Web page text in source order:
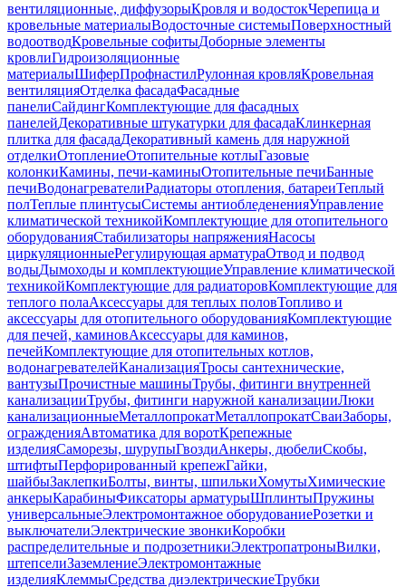
вентиляционные, диффузорыКровля и водостокЧерепица и
кровельные материалыВодосточные системыПоверхностный
водоотводКровельные софитыДоборные элементы
кровлиГидроизоляционные
материалыШиферПрофнастилРулонная кровляКровельная
вентиляцияОтделка фасадаФасадные
панелиСайдингКомплектующие для фасадных
панелейДекоративные штукатурки для фасадаКлинкерная
плитка для фасадаДекоративный камень для наружной
отделкиОтоплениеОтопительные котлыГазовые
колонкиКамины, печи-каминыОтопительные печиБанные
печиВодонагревателиРадиаторы отопления, батареиТеплый
полТеплые плинтусыСистемы антиобледененияУправление
климатической техникойКомплектующие для отопительного
оборудованияСтабилизаторы напряженияНасосы
циркуляционныеРегулирующая арматураОтвод и подвод
водыДымоходы и комплектующиеУправление климатической
техникойКомплектующие для радиаторовКомплектующие для
теплого полаАксессуары для теплых половТопливо и
аксессуары для отопительного оборудованияКомплектующие
для печей, каминовАксессуары для каминов,
печейКомплектующие для отопительных котлов,
водонагревателейКанализацияТросы сантехнические,
вантузыПрочистные машиныТрубы, фитинги внутренней
канализацииТрубы, фитинги наружной канализацииЛюки
канализационныеМеталлопрокатМеталлопрокатСваиЗаборы,
огражденияАвтоматика для воротКрепежные
изделияСаморезы, шурупыГвоздиАнкеры, дюбелиСкобы,
штифтыПерфорированный крепежГайки,
шайбыЗаклепкиБолты, винты, шпилькиХомутыХимические
анкерыКарабиныФиксаторы арматурыШплинтыПружины
универсальныеЭлектромонтажное оборудованиеРозетки и
выключателиЭлектрические звонкиКоробки
распределительные и подрозетникиЭлектропатроныВилки,
штепселиЗаземлениеЭлектромонтажные
изделияКлеммыСредства диэлектрическиеТрубки